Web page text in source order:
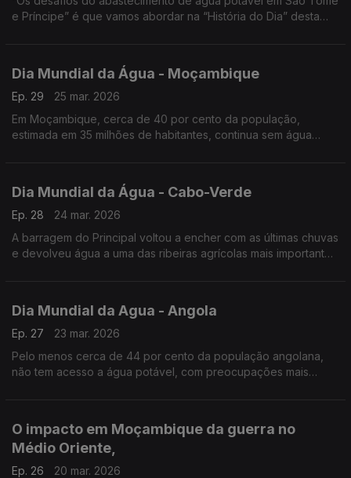
e Príncipe” é que vamos abordar na “História do Dia” desta
tomense de Água e Eletricidade, EMAE.
Dia Mundial da Água - Moçambique
Ep. 29
25 mar. 2026
Em Moçambique, cerca de 40 por cento da população,
estimada em 35 milhões de habitantes, continua sem água
Dia Mundial da Água - Cabo-Verde
Ep. 28
24 mar. 2026
A barragem do Principal voltou a encher com as últimas chuvas
e devolveu água a uma das ribeiras agrícolas mais importantes
Dia Mundial da Agua - Angola
Ep. 27
23 mar. 2026
Pelo menos cerca de 44 por cento da população angolana,
não tem acesso a água potável, com preocupações mais
O impacto em Moçambique da guerra no
Médio Oriente,
Ep. 26
20 mar. 2026